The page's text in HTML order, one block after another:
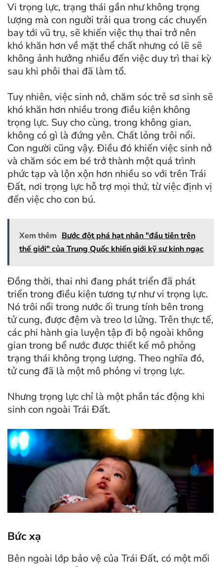
Vi trọng lực, trạng thái gần như không trọng
lượng mà con người trải qua trong các chuyến
bay tới vũ trụ, sẽ khiến việc thụ thai trở nên
khó khăn hơn về mặt thể chất nhưng có lẽ sẽ
không ảnh hưởng nhiều đến việc duy trì thai kỳ
sau khi phôi thai đã làm tổ.
Tuy nhiên, việc sinh nở, chăm sóc trẻ sơ sinh sẽ
khó khăn hơn nhiều trong điều kiện không
trọng lực. Suy cho cùng, trong không gian,
không có gì là đứng yên. Chất lỏng trôi nổi.
Con người cũng vậy. Điều đó khiến việc sinh nở
và chăm sóc em bé trở thành một quá trình
phức tạp và lộn xộn hơn nhiều so với trên Trái
Đất, nơi trọng lực hỗ trợ mọi thứ, từ việc định vị
đến việc cho con bú.
Xem thêm Bước đột phá hạt nhân "đầu tiên trên
thế giới" của Trung Quốc khiến giới kỹ sư kinh ngạc
Đồng thời, thai nhi đang phát triển đã phát
triển trong điều kiện tương tự như vi trọng lực.
Nó trôi nổi trong nước ối trung tính bên trong
tử cung, được đệm và treo lơ lửng. Trên thực tế,
các phi hành gia luyện tập đi bộ ngoài không
gian trong bể nước được thiết kế mô phỏng
trạng thái không trọng lượng. Theo nghĩa đó,
tử cung đã là một mô phỏng vi trọng lực.
Nhưng trọng lực chỉ là một phần tác động khi
sinh con ngoài Trái Đất.
Bức xạ
Bên ngoài lớp bảo vệ của Trái Đất, có một mối